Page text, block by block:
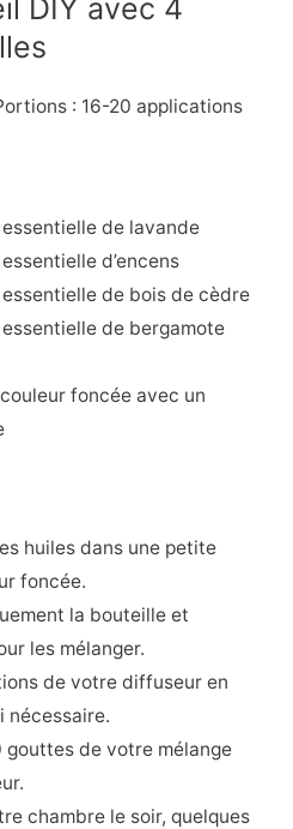
DIY avec 4
: 16-20 applications
de lavande
d’encens
de bois de cèdre
de bergamote
foncée avec un
huiles dans une petite
foncée.
la bouteille et
les mélanger.
de votre diffuseur en
nécessaire.
gouttes de votre mélange
chambre le soir, quelques